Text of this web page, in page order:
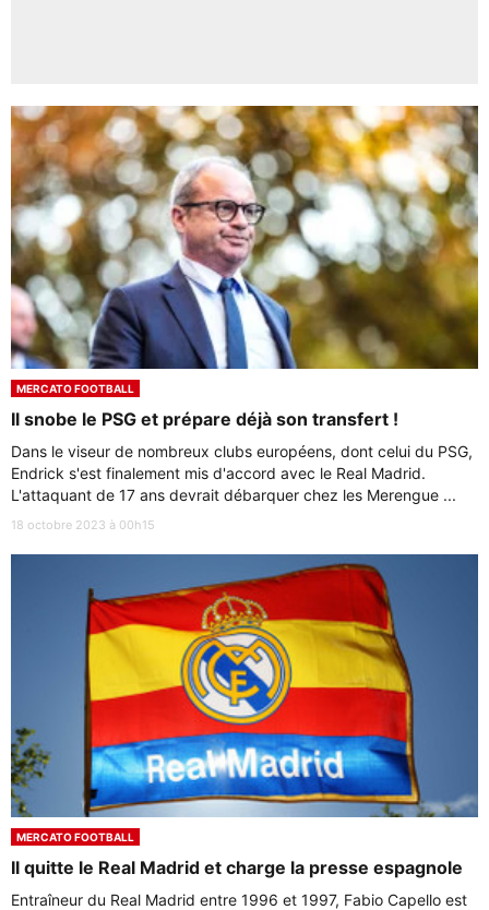
MERCATO FOOTBALL
Il snobe le PSG et prépare déjà son transfert !
Dans le viseur de nombreux clubs européens, dont celui du PSG,
Endrick s'est finalement mis d'accord avec le Real Madrid.
L'attaquant de 17 ans devrait débarquer chez les Merengue ...
18 octobre 2023 à 00h15
MERCATO FOOTBALL
Il quitte le Real Madrid et charge la presse espagnole
Entraîneur du Real Madrid entre 1996 et 1997, Fabio Capello est